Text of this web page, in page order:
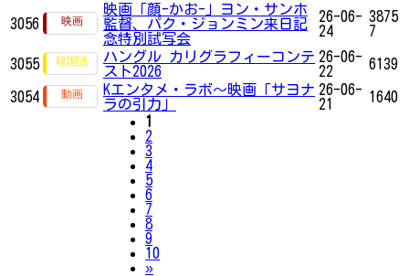
3056
映画「顔-かお-」ヨン・サンホ
監督、パク・ジョンミン来日記
念特別試写会
26-06-
24
3875
7
3055
ハングル カリグラフィーコンテ
スト2026
26-06-
22
6139
3054
Kエンタメ・ラボ～映画「サヨナ
ラの引力」
26-06-
21
1640
1
2
3
4
5
6
7
8
9
10
»Next